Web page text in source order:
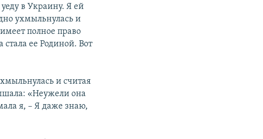
в Украину. Я ей
ухмыльнулась и
полное право
стала ее Родиной. Вот
и считая
«Неужели она
я, – Я даже знаю,